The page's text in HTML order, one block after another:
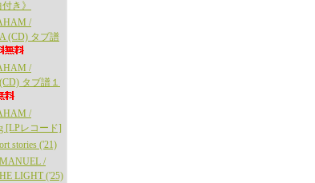
き》
/
(CD) タブ譜
/
タブ譜１
/
[LPレコード]
stories ('21)
/
LIGHT ('25)